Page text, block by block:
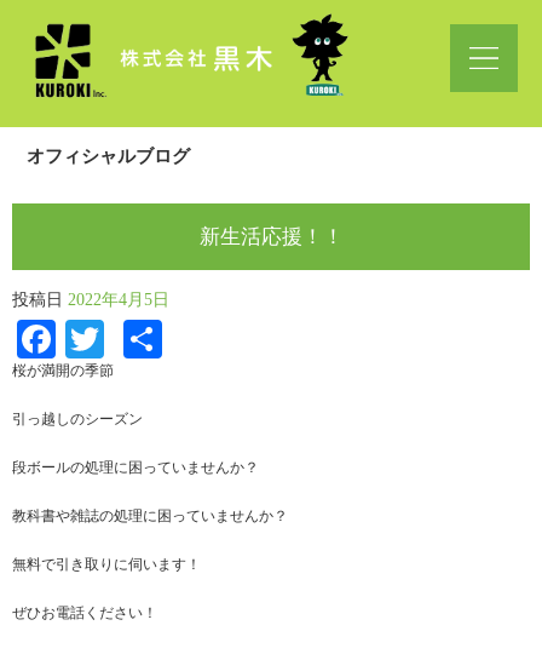
オフィシャルブログ
新生活応援！！
投稿日 2022年4月5日
Facebook
Twitter
桜が満開の季節
引っ越しのシーズン
段ボールの処理に困っていませんか？
教科書や雑誌の処理に困っていませんか？
無料で引き取りに伺います！
ぜひお電話ください！